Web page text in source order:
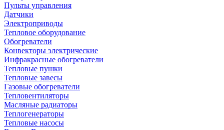
Пульты управления
Датчики
Электроприводы
Тепловое оборудование
Обогреватели
Конвекторы электрические
Инфракрасные обогреватели
Тепловые пушки
Тепловые завесы
Газовые обогреватели
Тепловентиляторы
Масляные радиаторы
Теплогенераторы
Тепловые насосы